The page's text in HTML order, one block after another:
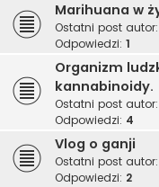
Marihuana w
Ostatni post autor:
Odpowiedzi: 1
Organizm
kannabinoidy.
Ostatni post autor:
Odpowiedzi: 4
Vlog o ganji
Ostatni post autor:
Odpowiedzi: 2